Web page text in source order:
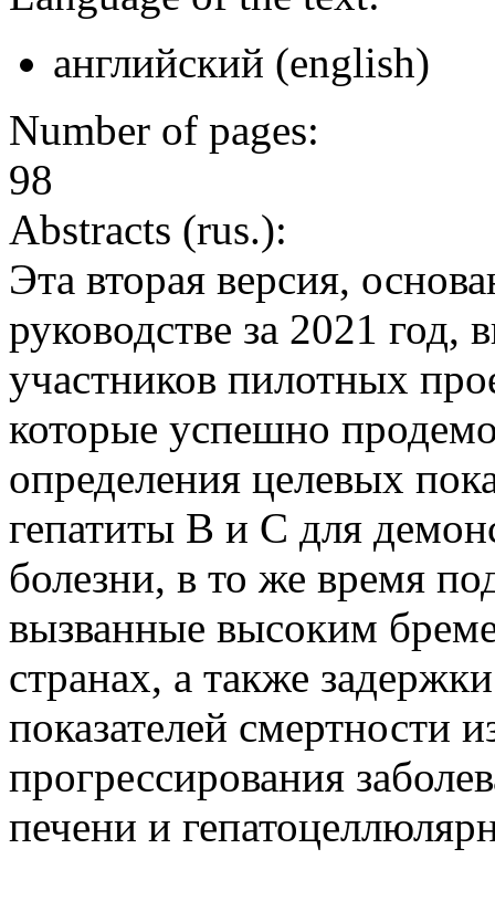
английский (english)
Number of pages:
98
Abstracts (rus.):
Эта вторая версия,
руководстве за 2021
участников пилотных
которые успешно
определения целевых
гепатиты В и С для
болезни, в то же время
вызванные высоким
странах, а также
показателей смертности
прогрессирования
печени и